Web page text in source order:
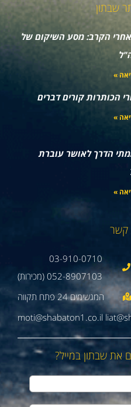
שבתון
הקרב: מסע השיקום של
»
הכותרות קורים דברים
»
הדרך לאושר עוברת
»
קשר
03-910-0710
052-8907103 (מכירות)
moti@shabaton1.co.il
את שבתון במייל?